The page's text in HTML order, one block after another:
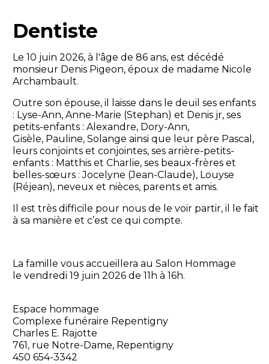
Dentiste
Le 10 juin 2026, à l'âge de 86 ans, est décédé
monsieur Denis Pigeon, époux de madame Nicole
Archambault.
Outre son épouse, il laisse dans le deuil ses enfants
: Lyse-Ann, Anne-Marie (Stephan) et Denis jr, ses
petits-enfants : Alexandre, Dory-Ann,
Gisèle, Pauline, Solange ainsi que leur père Pascal,
leurs conjoints et conjointes, ses arrière-petits-
enfants : Matthis et Charlie, ses beaux-frères et
belles-sœurs : Jocelyne (Jean-Claude), Louyse
(Réjean), neveux et nièces, parents et amis.
Il est très difficile pour nous de le voir partir, il le fait
à sa manière et c’est ce qui compte.
La famille vous accueillera au Salon Hommage
le vendredi 19 juin 2026 de 11h à 16h.
Espace hommage
Complexe funéraire Repentigny
Charles E. Rajotte
761, rue Notre-Dame, Repentigny
450 654-3342